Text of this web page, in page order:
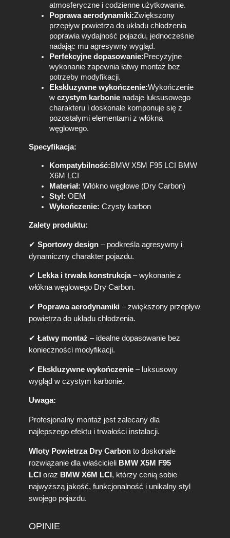
ę
y
a
r
o
n
atmosferyczne i codzienne użytkowanie.
Poprawa aerodynamiki:Zwiększony
przepływ powietrza do układu chłodzenia
poprawia wydajność pojazdu, jednocześnie
nadając mu agresywny wygląd.
Perfekcyjne dopasowanie:Precyzyjne
wykonanie zapewnia łatwy montaż bez
potrzeby modyfikacji.
Ekskluzywne wykończenie:Wykończenie
w czystym karbonie nadaje luksusowego
charakteru i doskonale komponuje się z
pozostałymi elementami z włókna
węglowego.
Specyfikacja:
Kompatybilność:BMW X5M F95 LCI BMW
X6M LCI
Materiał: Włókno węglowe (Dry Carbon)
Styl: OEM
Wykończenie: Czysty karbon
Zalety produktu:
✔ Sportowy design – podkreśla agresywny i
dynamiczny charakter pojazdu.
✔ Lekka i trwała konstrukcja– wykonanie z
włókna węglowego Dry Carbon.
✔ Poprawa aerodynamiki – zwiększony przepływ
powietrza do układu chłodzenia.
✔ Łatwy montaż – idealne dopasowanie bez
konieczności modyfikacji.
✔ Ekskluzywne wykończenie – luksusowy
wygląd w czystym karbonie.
Uwaga:
Profesjonalny montaż jest zalecany dla
najlepszego efektu i trwałości instalacji.
Wloty Powietrza Dry Carbon to doskonałe
rozwiązanie dla właścicieli BMW X5M F95
LCI oraz BMW X6M LCI , którzy cenią sobie
najwyższą jakość, funkcjonalność i unikalny styl
swojego pojazdu.
OPINIE